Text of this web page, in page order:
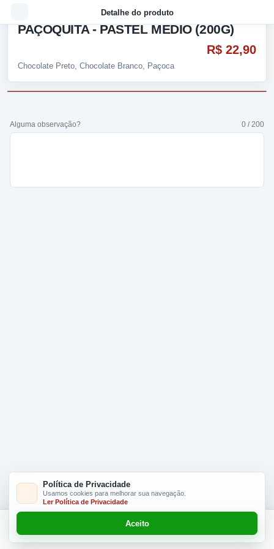
Detalhe do produto
PAÇOQUITA - PASTEL MÉDIO (200G)
Chocolate Preto, Chocolate Branco, Paçoca
R$ 22,90
Adicionar R$ 22.90
Alguma observação? 0 / 200
Política de Privacidade
Usamos cookies para melhorar sua navegação.
Ler Política de Privacidade
Aceito